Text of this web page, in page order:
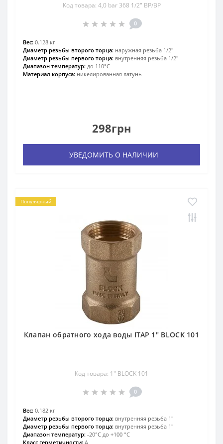
Код товара: 4,0 bar 368 1/2″ BP/BP
0
Вес: 0.128 кг
Диаметр резьбы второго торца: наружная резьба 1/2″
Диаметр резьбы первого торца: внутренняя резьба 1/2″
Диапазон температур: до 110°С
Материал корпуса: никелированная латунь
298грн
УВЕДОМИТЬ О НАЛИЧИИ
Популярный
Клапан обратного хода воды ITAP 1″ BLOCK 101
Код товара: 1″ BLOCK 101
0
Вес: 0.182 кг
Диаметр резьбы второго торца: внутренняя резьба 1″
Диаметр резьбы первого торца: внутренняя резьба 1″
Диапазон температур: -20°С до +100 °С
Класс герметичности: А